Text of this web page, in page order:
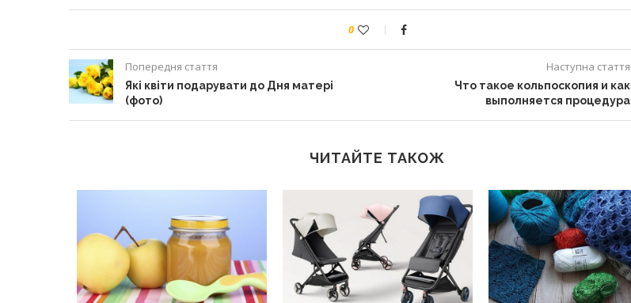
0
Попередня стаття
Які квіти подарувати до Дня матері
(фото)
Наступна стаття
Что такое кольпоскопия и как
выполняется процедура
ЧИТАЙТЕ ТАКОЖ